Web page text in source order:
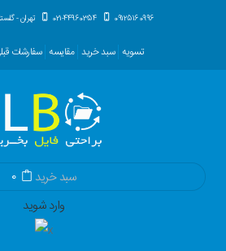
تهران - گلستان 14 - برج 021-44960354 09125160996
سفارشات مقایسه سبد خرید تسویه
سبد خرید 0
وارد شوید